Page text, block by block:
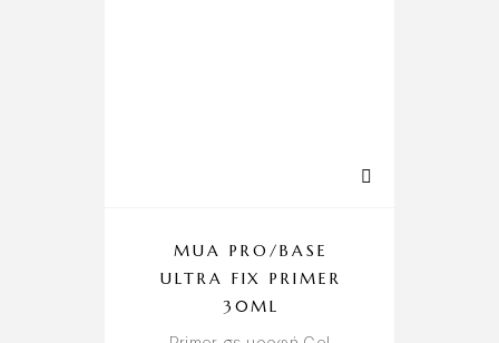
MUA PRO/BASE
ULTRA FIX PRIMER
30ML